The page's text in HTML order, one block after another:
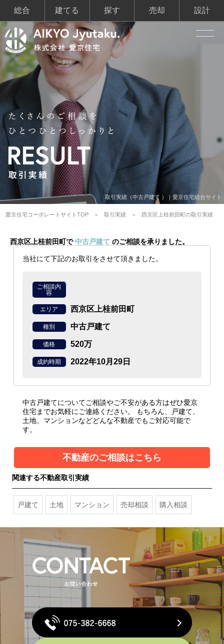
総合 建てる 探す 売却 設計
取引実績（中古戸建て ）｜愛京住宅総合サイト
愛京住宅コーポレートサイトTOP 取引実績 西京区上桂前田町の取引実績
西京区上桂前田町で 中古戸建て のご相談を承りました。
当社にて下記のお取引をさせて頂きました。
ご相談内
容
エリア 西京区上桂前田町
種別 中古戸建て
価格 520万
成約時期 2022年10月29日
中古戸建てについてご相談やご不安がある方はぜひ愛京
住宅までお気軽にご連絡ください。
もちろん、戸建て、
土地、マンションなどどんな不動産でもご対応可能で
す。
不動産のご相談はこちら
関連する不動産取引実績
戸建て 土地 マンション 売却相談 購入相談